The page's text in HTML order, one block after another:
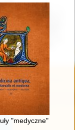
tool for knowledge
"medyczne" w